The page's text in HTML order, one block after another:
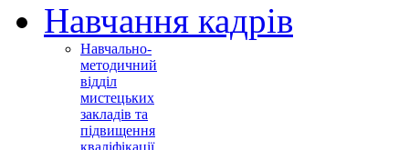
Навчання кадрів
Навчально-
методичний
відділ
мистецьких
закладів та
підвищення
кваліфікації